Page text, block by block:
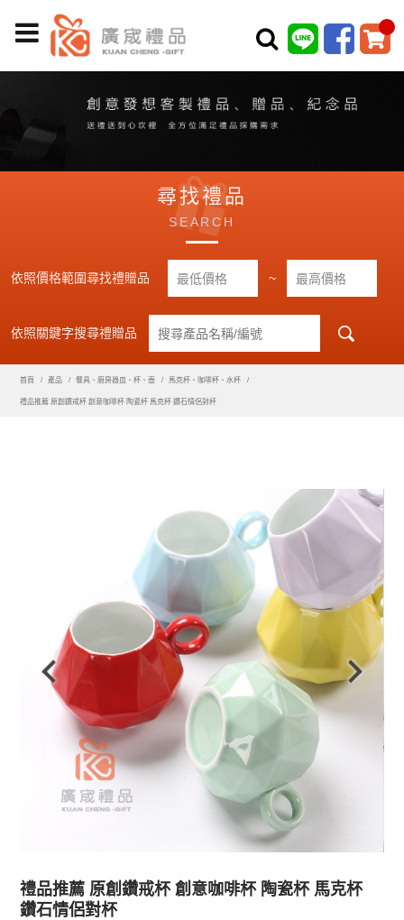
尋找禮品
SEARCH
依照價格範圍尋找禮贈品 ~
依照關鍵字搜尋禮贈品
首頁 產品 餐具、廚房器皿、杯、壺 馬克杯、咖啡杯、水杯
禮品推薦 原創鑽戒杯 創意咖啡杯 陶瓷杯 馬克杯 鑽石情侶對杯
禮品推薦 原創鑽戒杯 創意咖啡杯 陶瓷杯 馬克杯
鑽石情侶對杯